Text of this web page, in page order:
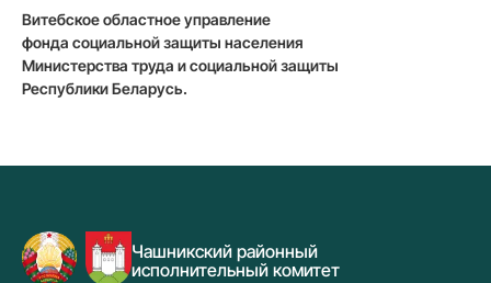
Витебское областное управление
фонда социальной защиты населения
Министерства труда и социальной защиты
Республики Беларусь.
Чашникский районный
исполнительный комитет